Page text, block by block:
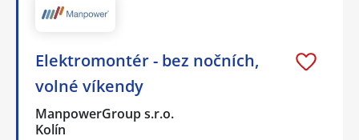
Elektromontér - bez nočních,
volné víkendy
ManpowerGroup s.r.o.
Kolín